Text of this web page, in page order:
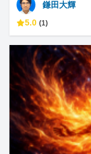
鎌田大輝
5.0 (1)